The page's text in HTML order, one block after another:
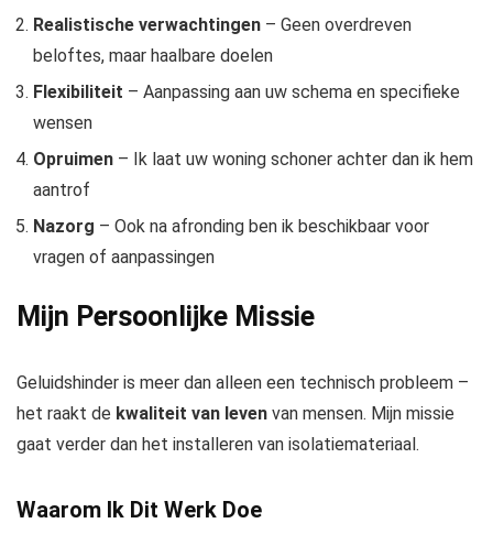
Realistische verwachtingen – Geen overdreven
beloftes, maar haalbare doelen
Flexibiliteit – Aanpassing aan uw schema en specifieke
wensen
Opruimen – Ik laat uw woning schoner achter dan ik hem
aantrof
Nazorg – Ook na afronding ben ik beschikbaar voor
vragen of aanpassingen
Mijn Persoonlijke Missie
Geluidshinder is meer dan alleen een technisch probleem –
het raakt de kwaliteit van leven van mensen. Mijn missie
gaat verder dan het installeren van isolatiemateriaal.
Waarom Ik Dit Werk Doe